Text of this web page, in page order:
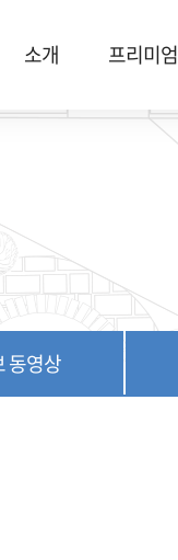
소개 프리미엄
동영상